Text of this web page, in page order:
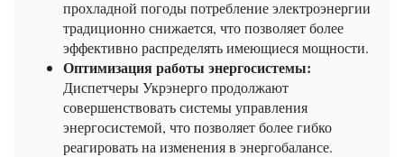
прохладной погоды потребление электроэнергии
традиционно снижается, что позволяет более
эффективно распределять имеющиеся мощности.
Оптимизация работы энергосистемы:
Диспетчеры Укрэнерго продолжают
совершенствовать системы управления
энергосистемой, что позволяет более гибко
реагировать на изменения в энергобалансе.